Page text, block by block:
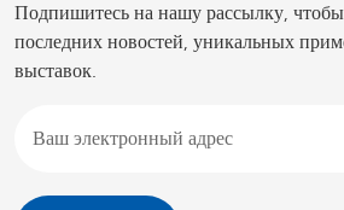
Подпишитесь на нашу рассылку,
последних новостей, уникальных
выставок.